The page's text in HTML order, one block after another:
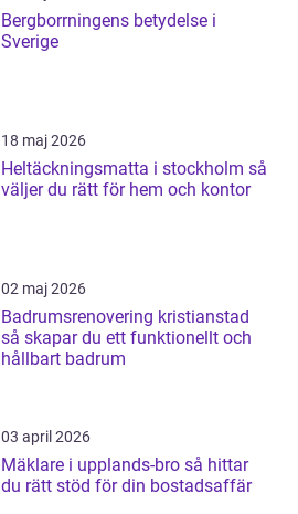
Bergborrningens betydelse i
Sverige
18 maj 2026
Heltäckningsmatta i stockholm så
väljer du rätt för hem och kontor
02 maj 2026
Badrumsrenovering kristianstad
så skapar du ett funktionellt och
hållbart badrum
03 april 2026
Mäklare i upplands-bro så hittar
du rätt stöd för din bostadsaffär